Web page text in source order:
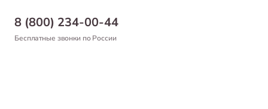
8 (800) 234-00-44
Бесплатные звонки по России
Самовывоз
Оформление заказа
Благотворительный фонд